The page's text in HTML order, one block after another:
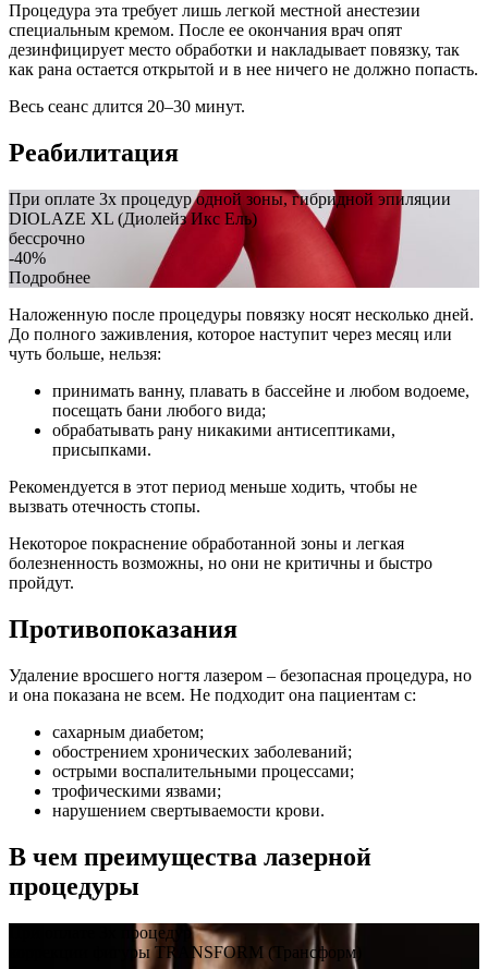
Процедура эта требует лишь легкой местной анестезии
специальным кремом. После ее окончания врач опят
дезинфицирует место обработки и накладывает повязку, так
как рана остается открытой и в нее ничего не должно попасть.
Весь сеанс длится 20–30 минут.
Реабилитация
При оплате 3х процедур одной зоны, гибридной эпиляции
DIOLAZE XL (Диолейз Икс Ель)
бессрочно
-40%
Подробнее
Наложенную после процедуры повязку носят несколько дней.
До полного заживления, которое наступит через месяц или
чуть больше, нельзя:
принимать ванну, плавать в бассейне и любом водоеме,
посещать бани любого вида;
обрабатывать рану никакими антисептиками,
присыпками.
Рекомендуется в этот период меньше ходить, чтобы не
вызвать отечность стопы.
Некоторое покраснение обработанной зоны и легкая
болезненность возможны, но они не критичны и быстро
пройдут.
Противопоказания
Удаление вросшего ногтя лазером – безопасная процедура, но
и она показана не всем. Не подходит она пациентам с:
сахарным диабетом;
обострением хронических заболеваний;
острыми воспалительными процессами;
трофическими язвами;
нарушением свертываемости крови.
В чем преимущества лазерной
процедуры
При оплате 3х процедур
коррекции фигуры TRANSFORM (Трансформ)